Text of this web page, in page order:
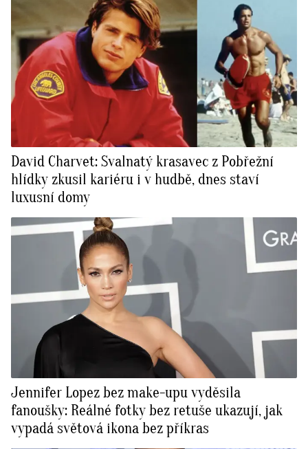
David Charvet: Svalnatý krasavec z Pobřežní
hlídky zkusil kariéru i v hudbě, dnes staví
luxusní domy
Jennifer Lopez bez make-upu vyděsila
fanoušky: Reálné fotky bez retuše ukazují, jak
vypadá světová ikona bez příkras